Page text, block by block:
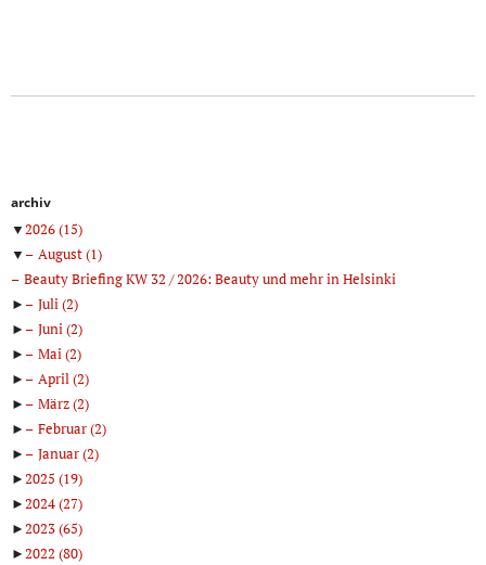
archiv
▼2026(15)
▼
August(1)
Beauty Briefing KW 32 / 2026: Beauty und mehr in Helsinki
►
Juli(2)
►
Juni(2)
►
Mai(2)
►
April(2)
►
März(2)
►
Februar(2)
►
Januar(2)
►2025 (19)
►2024(27)
►2023(65)
►2022 (80)